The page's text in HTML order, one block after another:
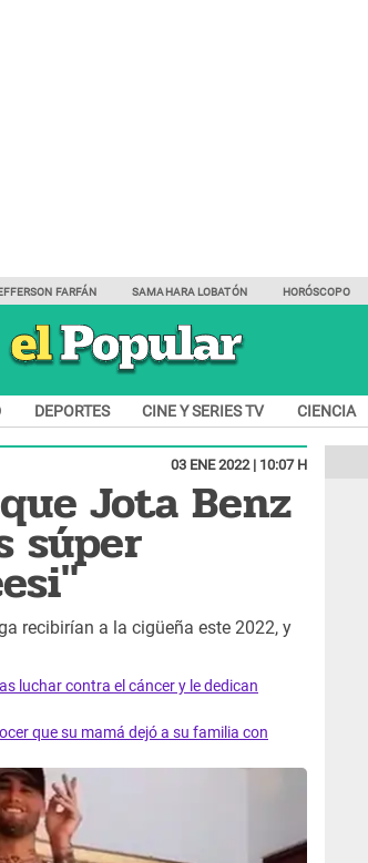
FARFÁN SAMAHARA LOBATÓN HORÓSCOPO
DEPORTES CINE Y SERIES TV CIENCIA
03 ENE 2022 | 10:07 H
Jota Benz
súper
recibirían a la cigüeña este 2022, y
luchar contra el cáncer y le dedican
que su mamá dejó a su familia con